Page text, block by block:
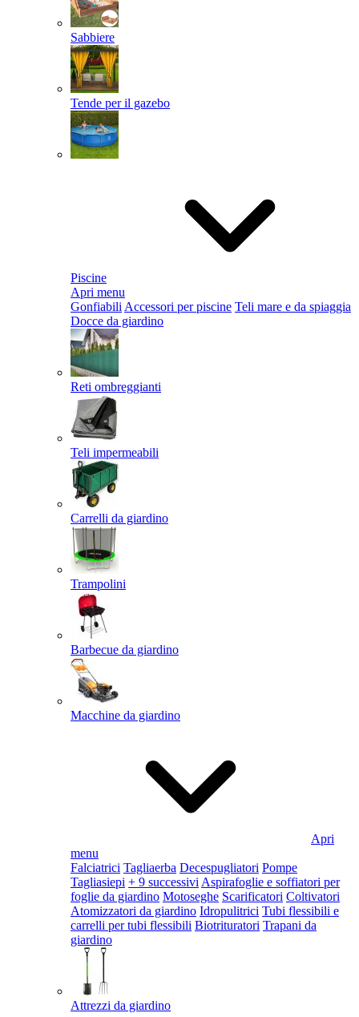
Sabbiere
Tende per il gazebo
Piscine
Apri menu
Gonfiabili Accessori per piscine Teli mare e da spiaggia
Docce da giardino
Reti ombreggianti
Teli impermeabili
Carrelli da giardino
Trampolini
Barbecue da giardino
Macchine da giardino
Apri
menu
Falciatrici Tagliaerba Decespugliatori Pompe
Tagliasiepi + 9 successivi Aspirafoglie e soffiatori per
foglie da giardino Motoseghe Scarificatori Coltivatori
Atomizzatori da giardino Idropulitrici Tubi flessibili e
carrelli per tubi flessibili Biotrituratori Trapani da
giardino
Attrezzi da giardino